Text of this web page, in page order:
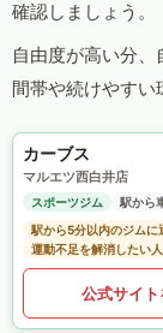
確認しましょう。
自由度が高い分
間帯や続けやすい
カーブス
マルエツ西白井店
スポーツジム
駅から
駅から5分以内のジムに
運動不足を解消したい人
公式サイト